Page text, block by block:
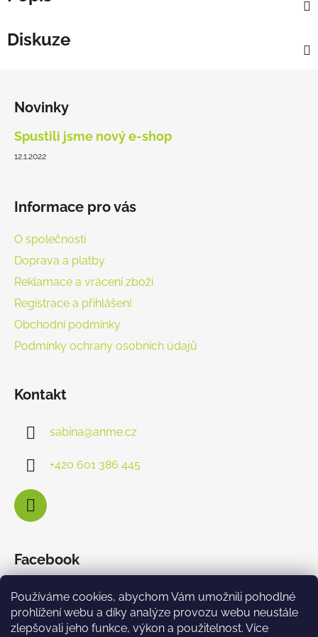
Používáme cookies, abychom Vám umožnili pohodlné
prohlížení webu a díky analýze provozu webu neustále
zlepšovali jeho funkce, výkon a použitelnost. Více
Diskuze
Novinky
Spustili jsme nový e-shop
12.1.2022
Informace pro vás
O společnosti
Doprava a platby
Reklamace a vrácení zboží
Registrace a přihlášení
Obchodní podmínky
Podmínky ochrany osobních údajů
Kontakt
sabina@anme.cz
+420 601 386 445
Facebook